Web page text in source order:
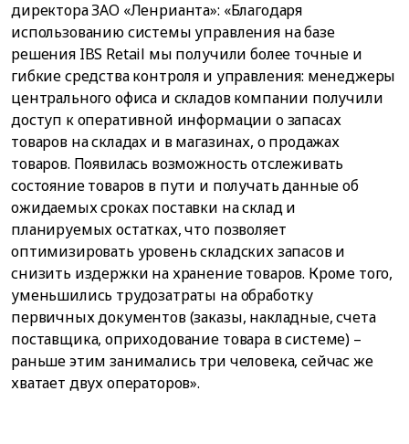
директора ЗАО «Ленрианта»: «Благодаря
использованию системы управления на базе
решения IBS Retail мы получили более точные и
гибкие средства контроля и управления: менеджеры
центрального офиса и складов компании получили
доступ к оперативной информации о запасах
товаров на складах и в магазинах, о продажах
товаров. Появилась возможность отслеживать
состояние товаров в пути и получать данные об
ожидаемых сроках поставки на склад и
планируемых остатках, что позволяет
оптимизировать уровень складских запасов и
снизить издержки на хранение товаров. Кроме того,
уменьшились трудозатраты на обработку
первичных документов (заказы, накладные, счета
поставщика, оприходование товара в системе) –
раньше этим занимались три человека, сейчас же
хватает двух операторов».